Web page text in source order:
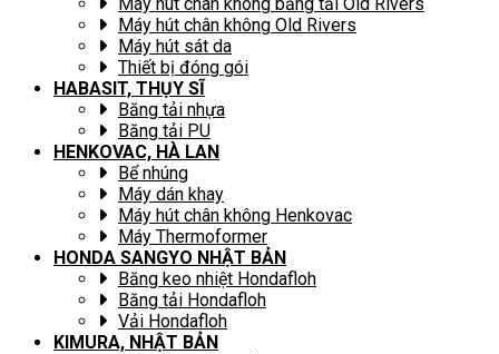
Máy hút chân không Old Rivers
Máy hút sát da
Thiết bị đóng gói
HABASIT, THỤY SĨ
Băng tải nhựa
Băng tải PU
HENKOVAC, HÀ LAN
Bể nhúng
Máy dán khay
Máy hút chân không Henkovac
Máy Thermoformer
HONDA SANGYO NHẬT BẢN
Băng keo nhiệt Hondafloh
Băng tải Hondafloh
Vải Hondafloh
KIMURA, NHẬT BẢN